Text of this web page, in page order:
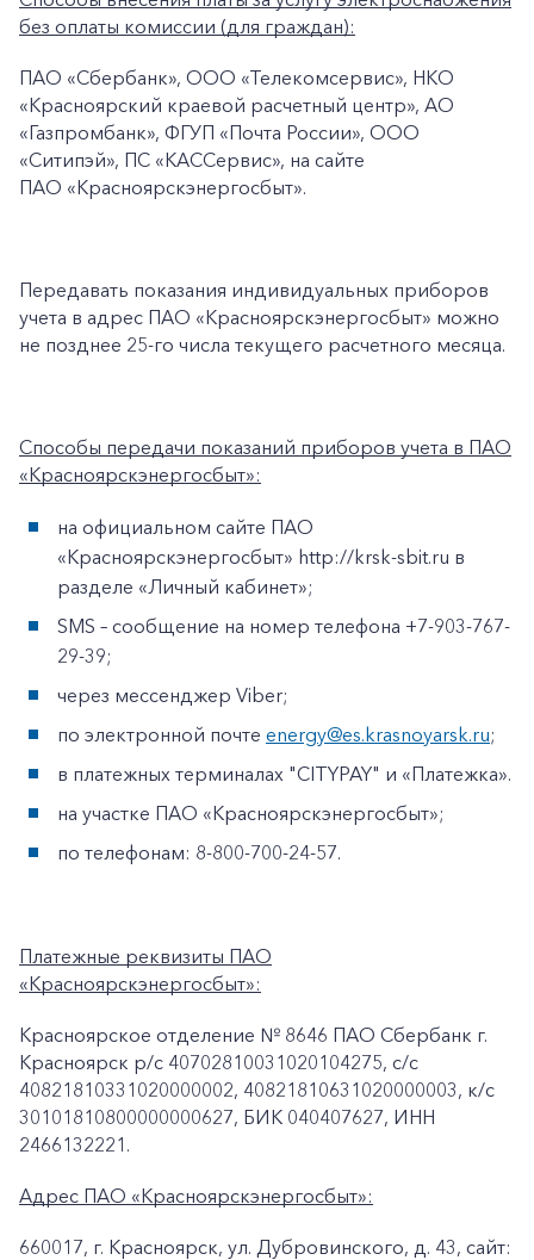
Заказать обратный звонок
Частным клиентам
Корпоративным клиентам
без оплаты комиссии (для граждан):
ПАО «Сбербанк», ООО «Телекомсервис», НКО
«Красноярский краевой расчетный центр», АО
«Газпромбанк», ФГУП «Почта России», ООО
«Ситипэй», ПС «КАССервис», на сайте
ПАО «Красноярскэнергосбыт».
Передавать показания индивидуальных приборов
учета в адрес ПАО «Красноярскэнергосбыт» можно
не позднее 25-го числа текущего расчетного месяца.
Способы передачи показаний приборов учета в ПАО
«Красноярскэнергосбыт»:
на официальном сайте ПАО
«Красноярскэнергосбыт» http://krsk-sbit.ru в
разделе «Личный кабинет»;
SMS – сообщение на номер телефона +7-903-767-
29-39;
через мессенджер Viber;
по электронной почте energy@es.krasnoyarsk.ru;
в платежных терминалах "CITYPAY" и «Платежка».
на участке ПАО «Красноярскэнергосбыт»;
по телефонам: 8-800-700-24-57.
Платежные реквизиты ПАО
«Красноярскэнергосбыт»:
Красноярское отделение № 8646 ПАО Сбербанк г.
Красноярск p/c 40702810031020104275, с/с
40821810331020000002, 40821810631020000003, к/c
30101810800000000627, БИК 040407627, ИНН
2466132221.
Адрес ПАО «Красноярскэнергосбыт»:
660017, г. Красноярск, ул. Дубровинского, д. 43, сайт: